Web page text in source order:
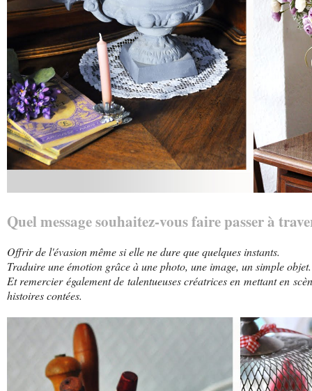
Quel message souhaitez-vous faire passer à
Offrir de l'évasion même si elle ne dure que quelques instants.
Traduire une émotion grâce à une photo, une image, un simple objet.
Et remercier également de talentueuses créatrices en mettant en
histoires contées.